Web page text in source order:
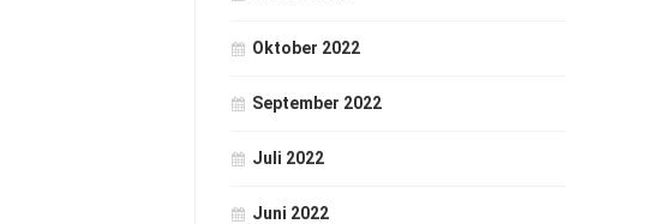
Oktober 2022
September 2022
Juli 2022
Juni 2022